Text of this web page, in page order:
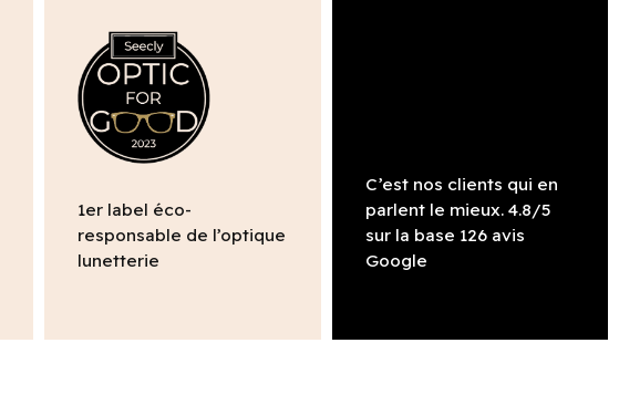
1er label éco-
responsable de l’optique
lunetterie
C’est nos clients qui en
parlent le mieux. 4.8/5
sur la base 126 avis
Google